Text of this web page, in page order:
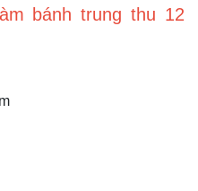
bánh trung thu 12